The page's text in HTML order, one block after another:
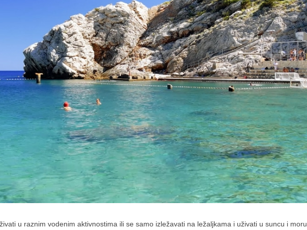
u raznim vodenim aktivnostima ili se samo izležavati na ležaljkama i uživati u suncu i moru.